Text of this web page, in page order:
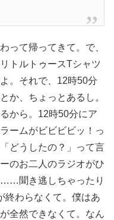
って帰ってきて。で、
トルトゥースTシャツ
。それで、12時50分
、ちょっとあるし。
から。12時50分にア
ームがビビビビッ！っ
どうしたの？」って言
のお二人のラジオがひ
……聞き逃しちゃったり
わらなくて。僕はあ
全然できなくて。なん